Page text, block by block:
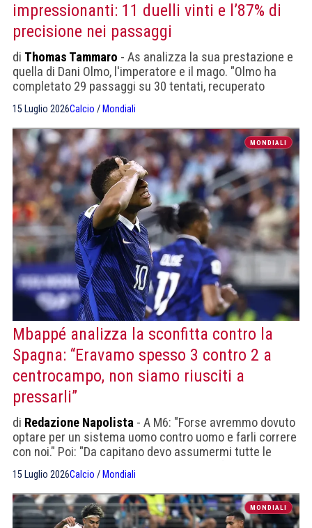
impressionanti: 11 duelli vinti e l’87% di
precisione nei passaggi
di Thomas Tammaro - As analizza la sua prestazione e
quella di Dani Olmo, l'imperatore e il mago. "Olmo ha
completato 29 passaggi su 30 tentati, recuperato
15 Luglio 2026Calcio / Mondiali
MONDIALI
Mbappé analizza la sconfitta contro la
Spagna: “Eravamo spesso 3 contro 2 a
centrocampo, non siamo riusciti a
pressarli”
di Redazione Napolista - A M6: "Forse avremmo dovuto
optare per un sistema uomo contro uomo e farli correre
con noi." Poi: "Da capitano devo assumermi tutte le
15 Luglio 2026Calcio / Mondiali
MONDIALI